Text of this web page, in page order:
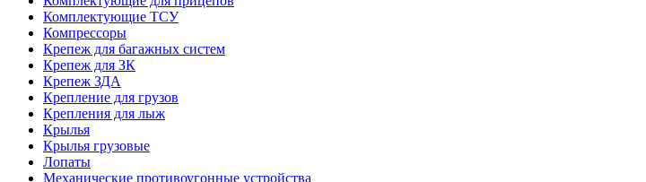
Комплектующие ТСУ
Компрессоры
Крепеж для багажных систем
Крепеж для ЗК
Крепеж ЗДА
Крепление для грузов
Крепления для лыж
Крылья
Крылья грузовые
Лопаты
Механические противоугонные устройства